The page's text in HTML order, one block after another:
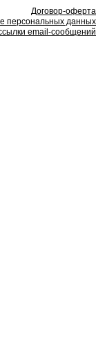
Договор-оферта
персональных данных
email-сообщений